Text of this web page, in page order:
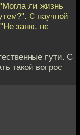
ли жизнь
С научной
"Не заню, не
пути. С
такой вопрос